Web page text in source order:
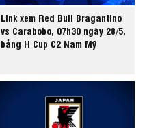
Link xem Red Bull Bragantino
vs Carabobo, 07h30 ngày 28/5,
bảng H Cup C2 Nam Mỹ